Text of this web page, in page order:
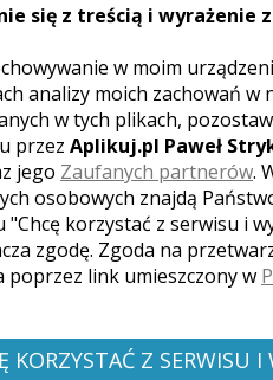
się z treścią i wyrażenie
w moim
analizy moich zachowań w
w tych plikach,
przez Aplikuj.pl Paweł
jego Zaufanych partnerów.
osobowych znajdą
"Chcę korzystać z serwisu i
zgodę. Zgoda na
poprzez link umieszczony w
KORZYSTAĆ Z SERWISU